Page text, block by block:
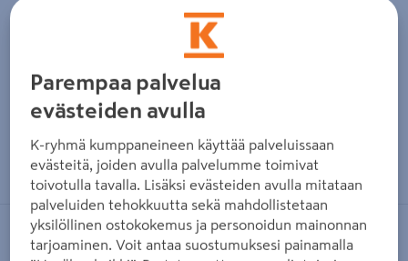
Zoomaa kuvaa sormilla kosketusnäytöllä
MAKITA
Parempaa palvelua
evästeiden avulla
K-ryhmä kumppaneineen käyttää palveluissaan
evästeitä, joiden avulla palvelumme toimivat
toivotulla tavalla. Lisäksi evästeiden avulla mitataan
palveluiden tehokkuutta sekä mahdollistetaan
yksilöllinen ostokokemus ja personoidun mainonnan
tarjoaminen. Voit antaa suostumuksesi painamalla